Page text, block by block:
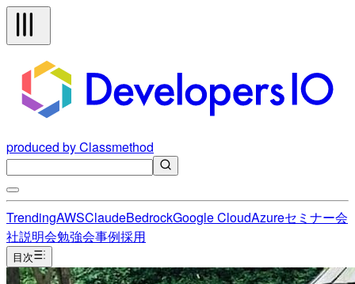
produced by Classmethod
TrendingAWSClaudeBedrockGoogle CloudAzureセミナー会
社説明会勉強会事例採用
目次